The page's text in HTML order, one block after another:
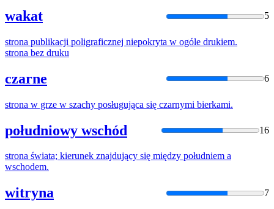
wakat 5
strona publikacji poligraficznej niepokryta w ogóle drukiem.
strona bez druku
czarne 6
strona w grze w szachy posługująca się czarnymi bierkami.
południowy wschód 16
strona świata; kierunek znajdujący się między południem a
wschodem.
witryna 7